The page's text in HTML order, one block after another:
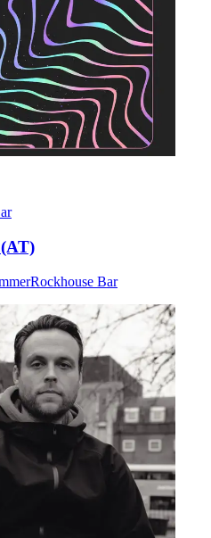
Rockhouse Bar